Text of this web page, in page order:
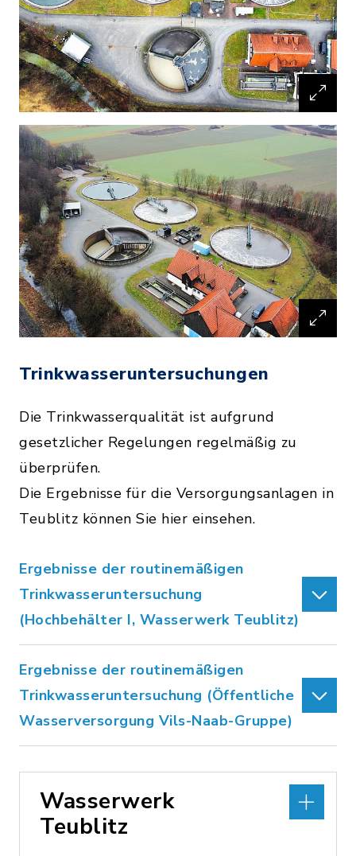
Trinkwasseruntersuchungen
Die Trinkwasserqualität ist aufgrund
gesetzlicher Regelungen regelmäßig zu
überprüfen.
Die Ergebnisse für die Versorgungsanlagen in
Teublitz können Sie hier einsehen.
Ergebnisse der routinemäßigen
Trinkwasseruntersuchung
(Hochbehälter I, Wasserwerk Teublitz)
Ergebnisse der routinemäßigen
Trinkwasseruntersuchung (Öffentliche
Wasserversorgung Vils-Naab-Gruppe)
Wasserwerk
Teublitz